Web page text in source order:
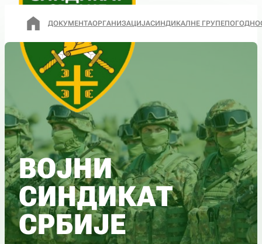
ДОКУМЕНТАОРГАНИЗАЦИЈАСИНДИКАЛНЕ ГРУПЕ
ВОЈНИ
СИНДИКАТ
СРБИЈЕ